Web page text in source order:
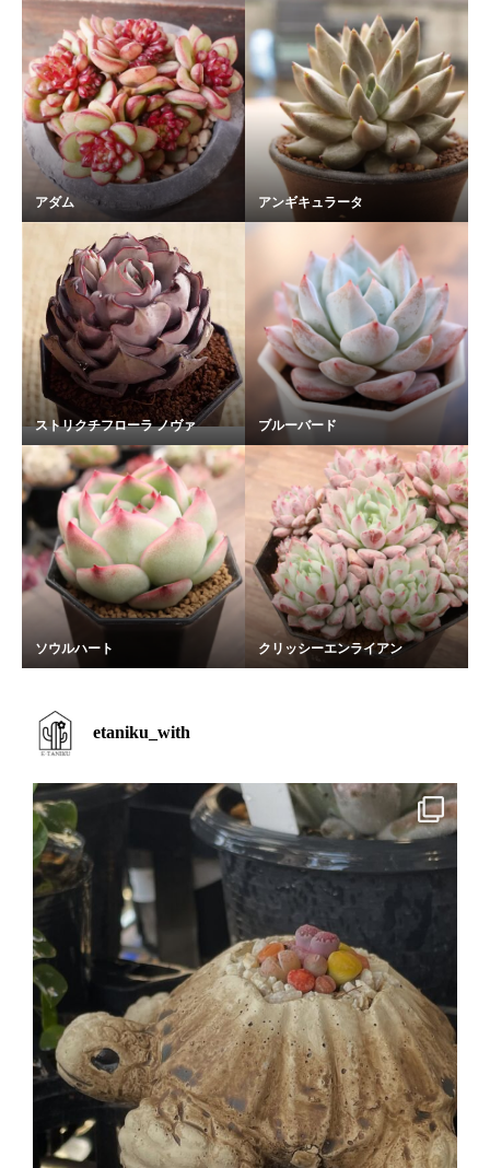
アダム アンギキュラータ
ストリクチフローラ ノヴァ ブルーバード
ソウルハート クリッシーエンライアン
etaniku_with